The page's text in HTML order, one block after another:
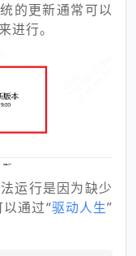
的更新通常可以
进行。
运行是因为缺少
通过“驱动人生”